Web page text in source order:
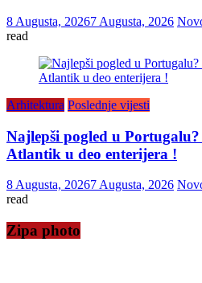
8 Augusta, 20267 Augusta, 2026
read
Arhitektura Poslednje vijesti
Najlepši pogled u
Atlantik u deo enterijera !
8 Augusta, 20267 Augusta, 2026
read
Zipa photo